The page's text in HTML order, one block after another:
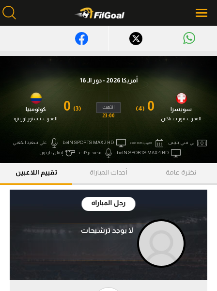
أخبار
مباريات
فانتازي في الجول
مسابقة التوقعات
آراء حرة
ركن الألعاب
أمريكا 2026 - دور الـ 16
سويسرا
المدرب:مورات ياكين
0
(4)
انتهت
23:00
كولومبيا
المدرب: نيستور لورينزو
(3)
بي سي بليس 07 يوليه 2026 23:00 beIN SPORTS MAX 2 HD
علي سعيد الكعبي
beIN SPORTS MAX 4 HD
محمد بركات إيفان بارتون
نظرة عامة أحداث المباراة تقييم اللاعبين
رجل المباراة
لا يوجد ترشيحات